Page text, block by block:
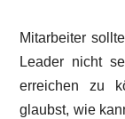
Mitarbeiter
Leader nicht
erreichen zu
glaubst, wie